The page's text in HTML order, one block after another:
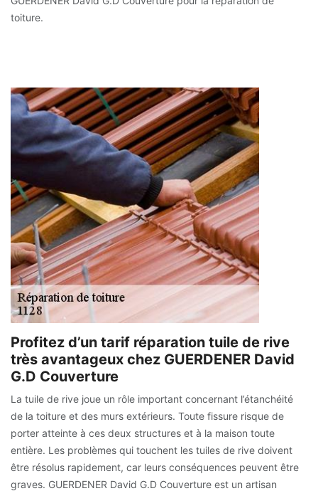
toiture.
Profitez d’un tarif réparation tuile de rive
très avantageux chez GUERDENER David
G.D Couverture
La tuile de rive joue un rôle important concernant l’étanchéité
de la toiture et des murs extérieurs. Toute fissure risque de
porter atteinte à ces deux structures et à la maison toute
entière. Les problèmes qui touchent les tuiles de rive doivent
être résolus rapidement, car leurs conséquences peuvent être
graves. GUERDENER David G.D Couverture est un artisan